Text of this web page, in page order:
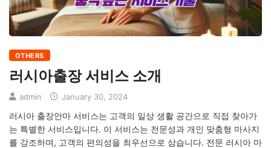
OTHERS
러시아출장 서비스 소개
admin January 30, 2024
러시아 출장안마 서비스는 고객의 일상 생활 공간으로 직접 찾아가
는 특별한 서비스입니다. 이 서비스는 전문성과 개인 맞춤형 마사지
를 강조하며, 고객의 편의성을 최우선으로 삼습니다. 전문 러시아 마